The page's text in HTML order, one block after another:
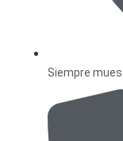
Siempre